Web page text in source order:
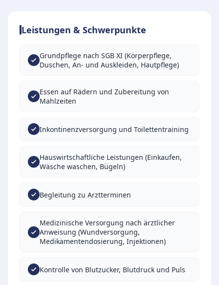
Leistungen & Schwerpunkte
Grundpflege nach SGB XI (Körperpflege,
Duschen, An- und Auskleiden, Hautpflege)
Essen auf Rädern und Zubereitung von
Mahlzeiten
Inkontinenzversorgung und Toilettentraining
Hauswirtschaftliche Leistungen (Einkaufen,
Wäsche waschen, Bügeln)
Begleitung zu Arztterminen
Medizinische Versorgung nach ärztlicher
Anweisung (Wundversorgung,
Medikamentendosierung, Injektionen)
Kontrolle von Blutzucker, Blutdruck und Puls